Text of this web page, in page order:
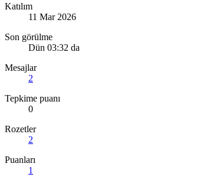
Katılım
11 Mar 2026
Son görülme
Dün 03:32 da
Mesajlar
2
Tepkime puanı
0
Rozetler
2
Puanları
1